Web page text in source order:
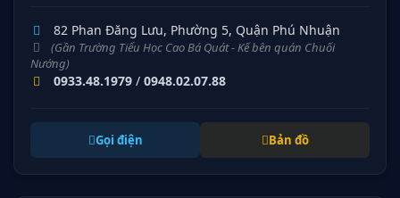
82 Phan Đăng Lưu, Phường 5, Quận Phú Nhuận
(Gần Trường Tiểu Học Cao Bá Quát - Kế bên quán Chuối
Nướng)
0933.48.1979 / 0948.02.07.88
Gọi điện Bản đồ